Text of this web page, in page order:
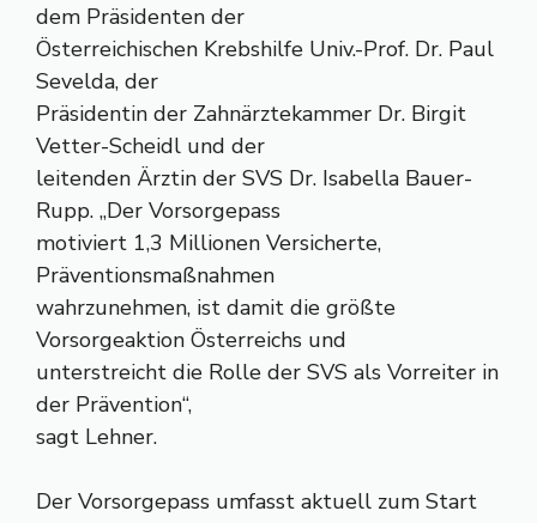
dem Präsidenten der
Österreichischen Krebshilfe Univ.-Prof. Dr. Paul
Sevelda, der
Präsidentin der Zahnärztekammer Dr. Birgit
Vetter-Scheidl und der
leitenden Ärztin der SVS Dr. Isabella Bauer-
Rupp. „Der Vorsorgepass
motiviert 1,3 Millionen Versicherte,
Präventionsmaßnahmen
wahrzunehmen, ist damit die größte
Vorsorgeaktion Österreichs und
unterstreicht die Rolle der SVS als Vorreiter in
der Prävention“,
sagt Lehner.
Der Vorsorgepass umfasst aktuell zum Start